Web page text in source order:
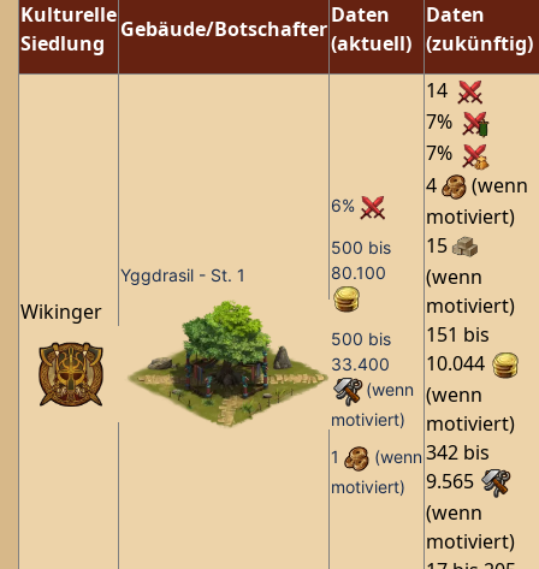
Kulturelle
Siedlung
Gebäude/Botschafter
Daten
(aktuell)
Daten
(zukünftig)
Wikinger
Yggdrasil - St. 1
6%
500 bis
80.100
500 bis
33.400
(wenn
motiviert)
1
(wenn
motiviert)
14
7%
7%
4
(wenn
motiviert)
15
(wenn
motiviert)
151 bis
10.044
(wenn
motiviert)
342 bis
9.565
(wenn
motiviert)